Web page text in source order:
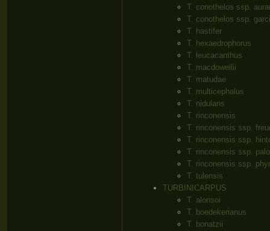
T. conothelos ssp.
T. conothelos ssp.
T. hastifer
T. hexaedrophorus
T. leucacanthus
T. macdowellii
T. matudae
T. multicephalus
T. nidulans
T. rinconensis
T. rinconensis ssp.
T. rinconensis ssp.
T. rinconensis ssp.
T. rinconensis ssp.
T. tulensis
TURBINICARPUS
T. alonsoi
T. boedekerianus
T. bonatzii